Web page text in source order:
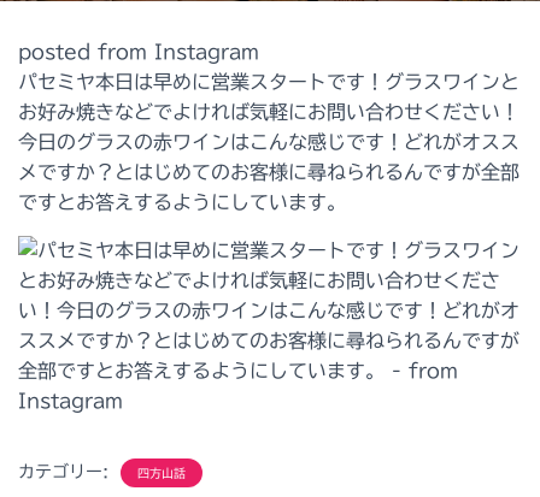
posted from Instagram
パセミヤ本日は早めに営業スタートです！グラスワインと
お好み焼きなどでよければ気軽にお問い合わせください！
今日のグラスの赤ワインはこんな感じです！どれがオスス
メですか？とはじめてのお客様に尋ねられるんですが全部
ですとお答えするようにしています。
カテゴリー: 四方山話